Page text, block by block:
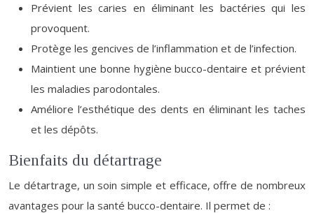
Prévient les caries en éliminant les bactéries qui les
provoquent.
Protège les gencives de l’inflammation et de l’infection.
Maintient une bonne hygiène bucco-dentaire et prévient
les maladies parodontales.
Améliore l’esthétique des dents en éliminant les taches
et les dépôts.
Bienfaits du détartrage
Le détartrage, un soin simple et efficace, offre de nombreux
avantages pour la santé bucco-dentaire. Il permet de :